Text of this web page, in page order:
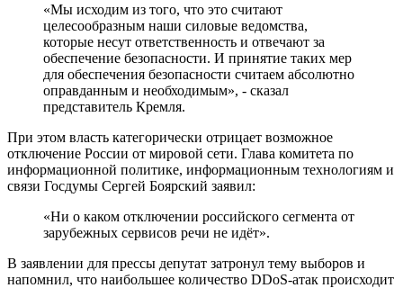
«Мы исходим из того, что это считают
целесообразным наши силовые ведомства,
которые несут ответственность и отвечают за
обеспечение безопасности. И принятие таких мер
для обеспечения безопасности считаем абсолютно
оправданным и необходимым», - сказал
представитель Кремля.
При этом власть категорически отрицает возможное
отключение России от мировой сети. Глава комитета по
информационной политике, информационным технологиям и
связи Госдумы Сергей Боярский заявил:
«Ни о каком отключении российского сегмента от
зарубежных сервисов речи не идёт».
В заявлении для прессы депутат затронул тему выборов и
напомнил, что наибольшее количество DDoS-атак происходит